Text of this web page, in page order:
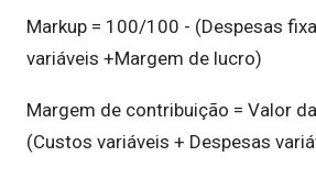
Markup = 100/100 - (Despesas
variáveis +Margem de lucro)
Margem de contribuição = Valor
(Custos variáveis + Despesas